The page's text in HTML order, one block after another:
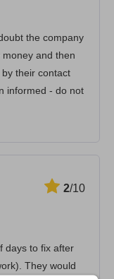
the company
and then
their contact
informed - do not
2/10
days to fix after
They would